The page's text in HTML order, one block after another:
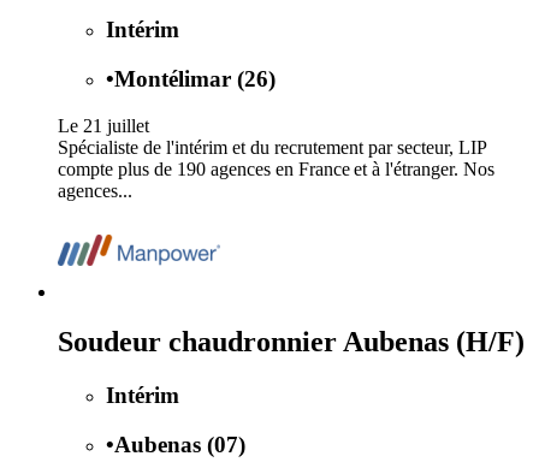
Intérim
•Montélimar (26)
Le 21 juillet
Spécialiste de l'intérim et du recrutement par secteur, LIP
compte plus de 190 agences en France et à l'étranger. Nos
agences...
Soudeur chaudronnier Aubenas (H/F)
Intérim
•Aubenas (07)